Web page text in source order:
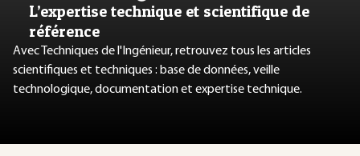
L’expertise technique et scientifique de
référence
Avec Techniques de l'Ingénieur, retrouvez tous les articles
scientifiques et techniques : base de données, veille
technologique, documentation et expertise technique.